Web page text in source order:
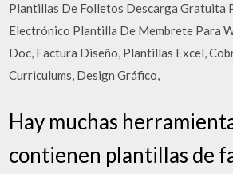
Plantillas De Folletos Descarga Gratuita
Electrónico Plantilla De Membrete Para
Doc, Factura Diseño, Plantillas Excel,
Curriculums, Design Gráfico,
Hay muchas
contienen plantillas de